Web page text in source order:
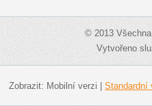
© 2013
Vytvořeno
Zobrazit: Mobilní verzi Standardní